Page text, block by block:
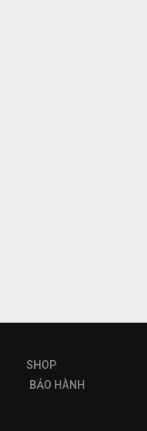
SHOP
BẢO HÀNH